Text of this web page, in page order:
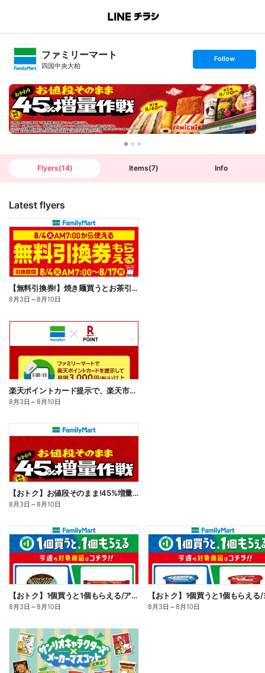
B
n
T
ファミリーマート
四国中央大柏
s
t
o
l
l
o
w
Follow
Flyers(14) Items(7) Info
Latest flyers
【無料引換券!】焼き麺買うとお茶引換券貰える!
8月3日 ～8月10日
楽天ポイントカード提示で、楽天市場でのお買い物がおトクに!
8月3日 ～8月10日
【おトク】お値段そのまま!45%増量作戦!
8月3日 ～8月10日
【おトク】1個買うと1個もらえる/アイス
8月3日 ～8月10日 8月3日 ～8月10日